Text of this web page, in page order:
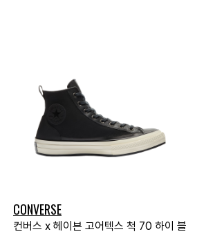
CONVERSE
컨버스 x 헤이븐 고어텍스 척 70 하이 블